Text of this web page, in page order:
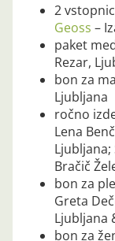
2
Geoss –
paket
Rezar,
bon za
Ljubljana
ročno
Lena
Ljubljana;
Bračič
bon za
Greta
Ljubljana
bon za